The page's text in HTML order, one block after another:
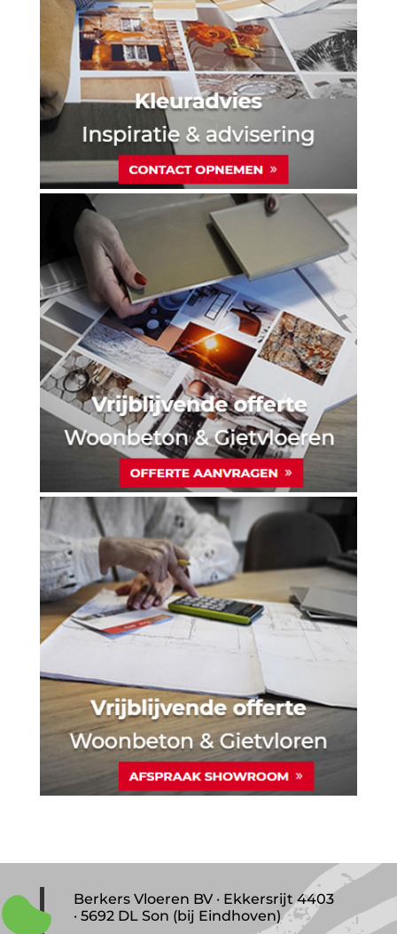
Berkers Vloeren BV · Ekkersrijt 4403
· 5692 DL Son (bij Eindhoven)